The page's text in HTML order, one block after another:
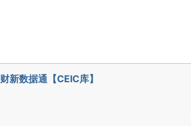
财新数据通【CEIC库】